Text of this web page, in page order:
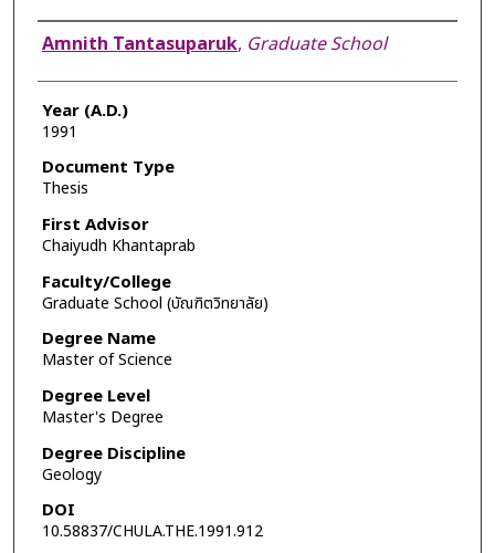
Author
Amnith Tantasuparuk, Graduate School
Year (A.D.)
1991
Document Type
Thesis
First Advisor
Chaiyudh Khantaprab
Faculty/College
Graduate School (บัณฑิตวิทยาลัย)
Degree Name
Master of Science
Degree Level
Master's Degree
Degree Discipline
Geology
DOI
10.58837/CHULA.THE.1991.912